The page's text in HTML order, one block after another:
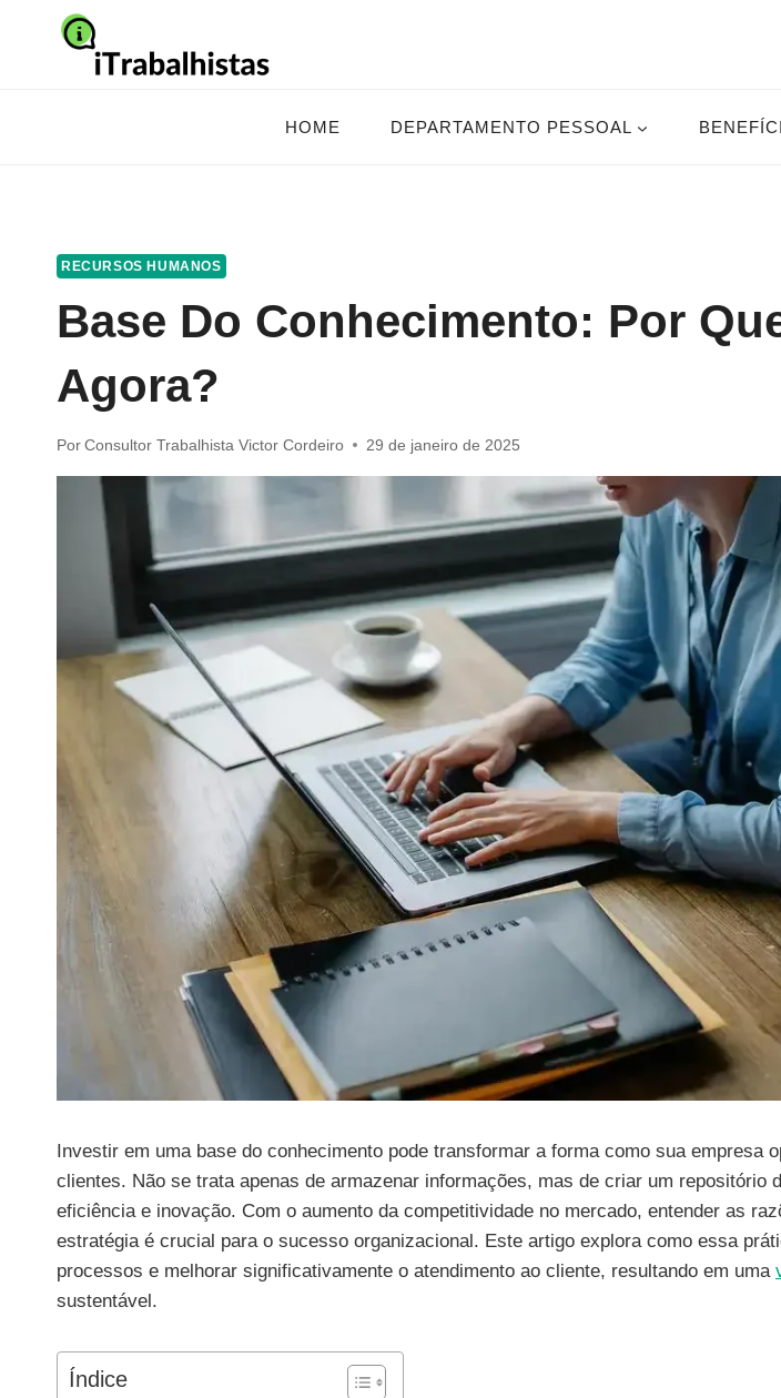
HOME DEPARTAMENTO PESSOAL
RECURSOS HUMANOS
Base Do Conhecimento: Por
Agora?
Por Consultor Trabalhista Victor Cordeiro 29 de janeiro de 2025
Investir em uma base do conhecimento pode transformar a forma como sua empresa
clientes. Não se trata apenas de armazenar informações, mas de criar um repositório
eficiência e inovação. Com o aumento da competitividade no mercado, entender as
estratégia é crucial para o sucesso organizacional. Este artigo explora como essa
processos e melhorar significativamente o atendimento ao cliente, resultando em uma
sustentável.
Índice